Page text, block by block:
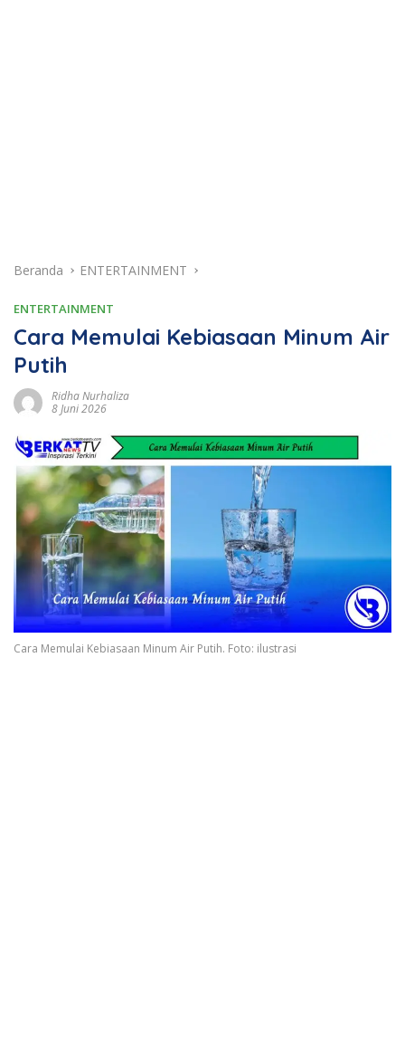
Beranda ENTERTAINMENT
ENTERTAINMENT
Cara Memulai Kebiasaan Minum Air
Putih
Ridha Nurhaliza
8 Juni 2026
Cara Memulai Kebiasaan Minum Air Putih. Foto: ilustrasi